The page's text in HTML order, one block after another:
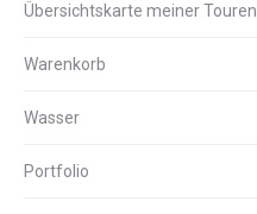
Übersichtskarte meiner Touren
Warenkorb
Wasser
Portfolio